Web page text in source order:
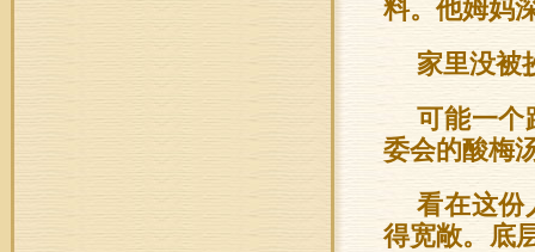
料。他姆妈
家里没被
可能一个
委会的酸梅
看在这份
得宽敞。底